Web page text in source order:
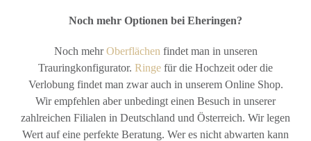
Noch mehr Optionen bei Eheringen?
Noch mehrOberflächen findet man in unseren
Trauringkonfigurator. Ringe für die Hochzeit oder die
Verlobung findet man zwar auch in unserem Online Shop.
Wir empfehlen aber unbedingt einen Besuch in unserer
zahlreichen Filialen in Deutschland und Österreich. Wir legen
Wert auf eine perfekte Beratung. Wer es nicht abwarten kann